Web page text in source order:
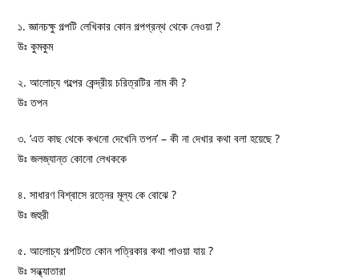
১. জ্ঞানচক্ষু গল্পটি লেখিকার কোন গল্পগ্রন্থ থেকে নেওয়া ?
উঃ কুমকুম
২. আলোচ্য গল্পের কেন্দ্রীয় চরিত্রটির নাম কী ?
উঃ তপন
৩. ‘এত কাছ থেকে কখনো দেখেনি তপন’ – কী না দেখার কথা বলা হয়েছে ?
উঃ জলজ্যান্ত কোনো লেখককে
৪. সাধারণ বিশ্বাসে রত্নের মূল্য কে বোঝে ?
উঃ জহুরী
৫. আলোচ্য গল্পটিতে কোন পত্রিকার কথা পাওয়া যায় ?
উঃ সন্ধ্যাতারা